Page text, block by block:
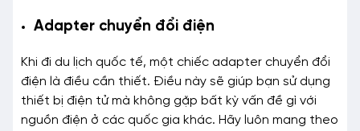
Adapter chuyển đổi điện
Khi đi du lịch quốc tế, một chiếc adapter chuyển đổi
điện là điều cần thiết. Điều này sẽ giúp bạn sử dụng
thiết bị điện tử mà không gặp bất kỳ vấn đề gì với
nguồn điện ở các quốc gia khác. Hãy luôn mang theo